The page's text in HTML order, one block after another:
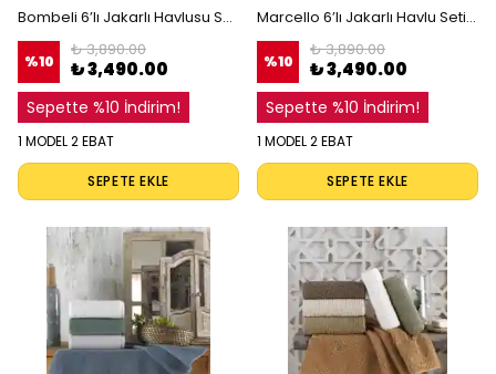
Bombeli 6’lı Jakarlı Havlusu Seti, %100 Pamuklu Banyo ve El Havlusu, Desenli Banyo Koleksiyonu
%10
₺ 3,890.00
₺ 3,490.00
Sepette %10 İndirim!
1 MODEL 2 EBAT
SEPETE EKLE
Marcello 6’lı Jakarlı Havlu Seti, %100 Pamuk, El İşçiliği Püsküllü Desenli Lüks Havlu
%10
₺ 3,890.00
₺ 3,490.00
Sepette %10 İndirim!
1 MODEL 2 EBAT
SEPETE EKLE